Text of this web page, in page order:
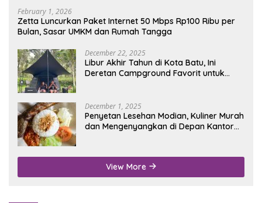
February 1, 2026
Zetta Luncurkan Paket Internet 50 Mbps Rp100 Ribu per
Bulan, Sasar UMKM dan Rumah Tangga
December 22, 2025
Libur Akhir Tahun di Kota Batu, Ini
Deretan Campground Favorit untuk
December 1, 2025
Penyetan Lesehan Modian, Kuliner Murah
dan Mengenyangkan di Depan Kantor
View More